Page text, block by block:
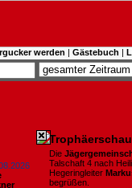
werden | Gästebuch |
Die
Talschaft 4 nach
Hegeringleiter
begrüßen.